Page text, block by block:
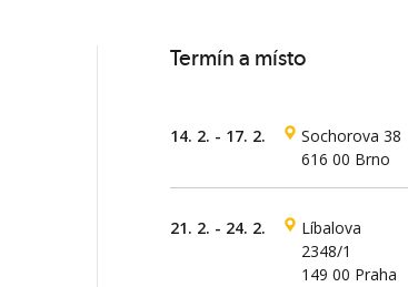
Termín a místo
14. 2. - 17. 2.
Sochorova 38
616 00 Brno
21. 2. - 24. 2.
Líbalova
2348/1
149 00 Praha